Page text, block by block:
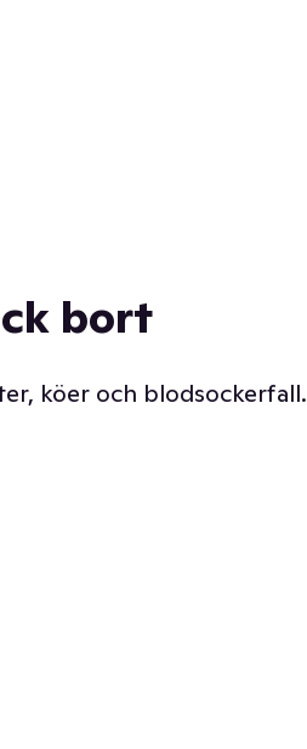
bort
köer och blodsockerfall.